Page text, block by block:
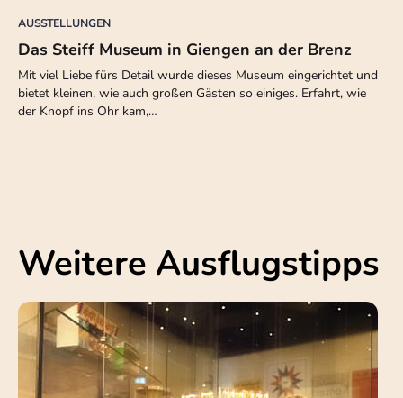
AUSSTELLUNGEN
Das Steiff Museum in Giengen an der Brenz
Mit viel Liebe fürs Detail wurde dieses Museum eingerichtet und
bietet kleinen, wie auch großen Gästen so einiges. Erfahrt, wie
der Knopf ins Ohr kam,…
Weitere Ausflugstipps